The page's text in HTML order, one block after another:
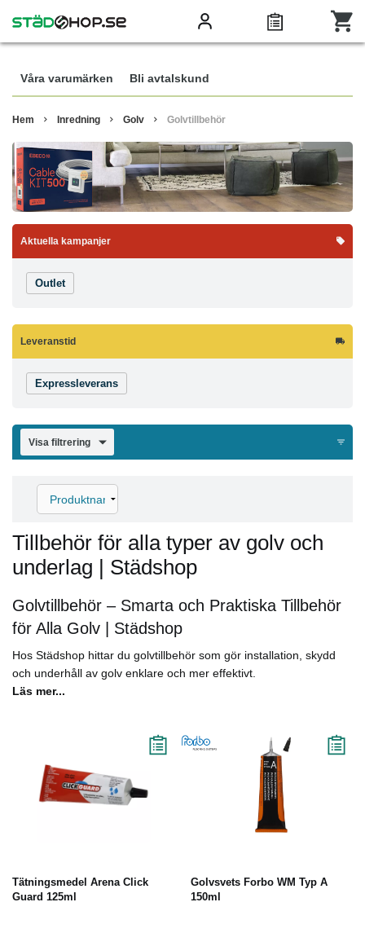
Våra varumärken Bli avtalskund
Hem Inredning Golv Golvtillbehör
Aktuella kampanjer
Outlet
Leveranstid
Expressleverans
Visa filtrering
Tillbehör för alla typer av golv och
underlag | Städshop
Golvtillbehör – Smarta och Praktiska Tillbehör
för Alla Golv | Städshop
Hos Städshop hittar du golvtillbehör som gör installation, skydd
och underhåll av golv enklare och mer effektivt.
Läs mer...
Tätningsmedel Arena Click
Guard 125ml
Golvsvets Forbo WM Typ A
150ml